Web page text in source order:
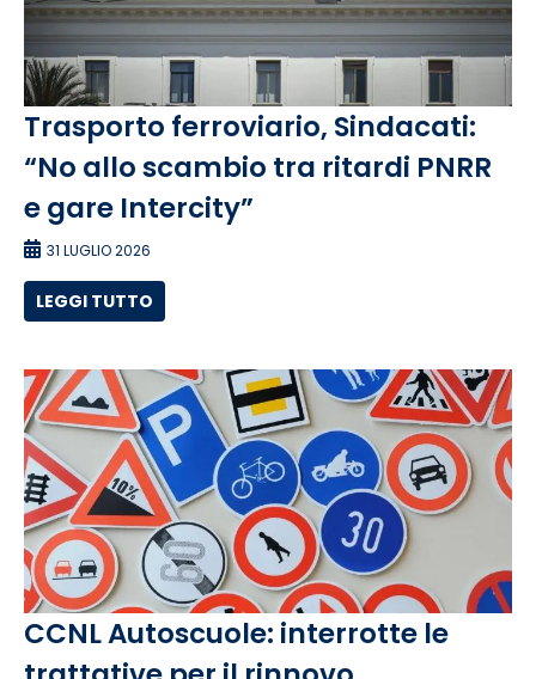
Trasporto ferroviario, Sindacati:
“No allo scambio tra ritardi PNRR
e gare Intercity”
31 LUGLIO 2026
LEGGI TUTTO
CCNL Autoscuole: interrotte le